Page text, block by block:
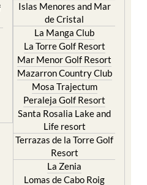
Islas Menores and Mar
de Cristal
La Manga Club
La Torre Golf Resort
Mar Menor Golf Resort
Mazarron Country Club
Mosa Trajectum
Peraleja Golf Resort
Santa Rosalia Lake and
Life resort
Terrazas de la Torre Golf
Resort
La Zenia
Lomas de Cabo Roig